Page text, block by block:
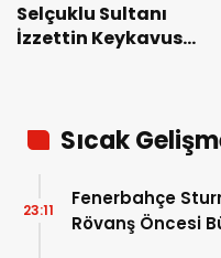
Selçuklu Sultanı
İzzettin Keykavus
Sıcak
Fenerbahçe
Rövanş Öncesi
23:11